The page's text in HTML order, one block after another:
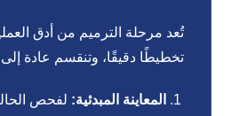
تُعد مرحلة الترميم من أدق
تخطيطًا دقيقًا، وتنقسم عادة
المعاينة المبدئية: لفحص